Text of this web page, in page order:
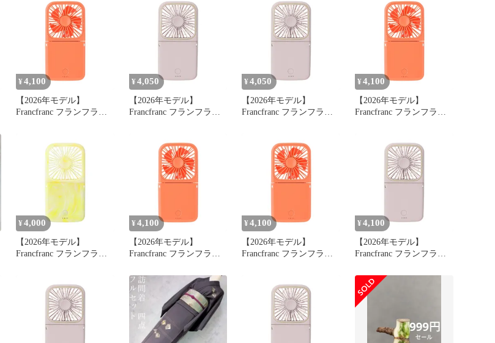
A4 B4 撥水 ノートPC 連
結 レインカバー リュッ
クサック Tweak backpack
N25004 BallisticBlack
ジ 携帯扇風機 風量5段階
調整 二つ折り可能 モバ
イルバッテリー 機能付き
USB充電 Type-C対応 0
扇風機 風量5段階調整 二
つ折り可能 モバイルバッ
テリー 機能付き USB充
電 Type-C対応 0
扇風機 風量5段階調整 二
つ折り可能 モバイルバッ
テリー 機能付き USB充
電 Type-C対応 1
¥ 4,100
【2026年モデル】
Francfranc フランフラン
ジ 携帯扇風機 風量5段階
調整 二つ折り可能 モバ
イルバッテリー 機能付き
USB充電 Type-C対応 1
¥ 4,050
【2026年モデル】
Francfranc フランフラン
扇風機 風量5段階調整 二
つ折り可能 モバイルバッ
テリー 機能付き USB充
電 Type-C対応 0
¥ 4,050
【2026年モデル】
Francfranc フランフラン
扇風機 風量5段階調整 二
つ折り可能 モバイルバッ
テリー 機能付き USB充
電 Type-C対応 0
¥ 4,100
【2026年モデル】
Francfranc フランフラン
ジ 携帯扇風機 風量5段階
調整 二つ折り可能 モバ
イルバッテリー 機能付き
USB充電 Type-C対応 0
¥ 4,000
【2026年モデル】
Francfranc フランフラン
エロー 携帯扇風機 風量5
段階調整 二つ折り可能
モバイルバッテリー 機能
付き USB充電 Type-C対
¥ 4,100
【2026年モデル】
Francfranc フランフラン
ァン シャイニー オレン
ジ 携帯扇風機 風量5段階
調整 二つ折り可能 モバ
イルバッテリー 機能付き
USB充電 Type-C対応 0
¥ 4,100
【2026年モデル】
Francfranc フランフラン
ジ 携帯扇風機 風量5段階
調整 二つ折り可能 モバ
イルバッテリー 機能付き
USB充電 Type-C対応 1
¥ 4,100
【2026年モデル】
Francfranc フランフラン
ァン マット ピンク 携帯
扇風機 風量5段階調整 二
つ折り可能 モバイルバッ
電 Type-C対応 1